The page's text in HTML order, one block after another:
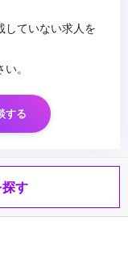
していない求人を
。
する
す